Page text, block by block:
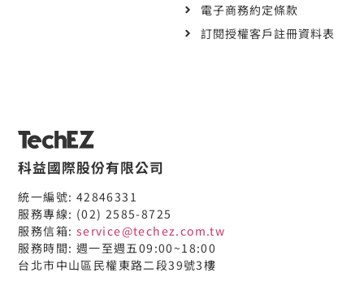
科益國際股份有限公司
統一編號: 42846331
服務專線: (02) 2585-8725
服務信箱: service@techez.com.tw
服務時間: 週一至週五09:00~18:00
台北市中山區民權東路二段39號3樓
電子商務約定條款
訂閱授權客戶註冊資料表